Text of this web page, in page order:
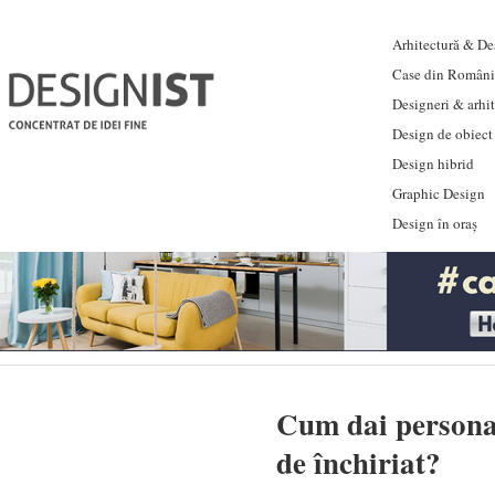
Arhitectură &
Case din
Designeri &
Design de obiect
Design hibrid
Graphic Design
Design în oraș
Cum dai
de închiriat?